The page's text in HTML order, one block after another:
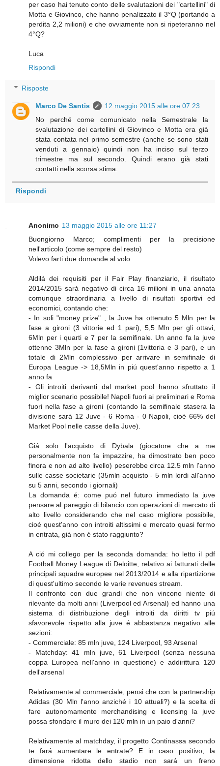
per caso hai tenuto conto delle svalutazioni dei "cartellini" di
Motta e Giovinco, che hanno penalizzato il 3°Q (portando a
perdita 2,2 milioni) e che ovviamente non si ripeteranno nel
4°Q?
Luca
Rispondi
Risposte
Marco De Santis
12 maggio 2015 alle ore 07:23
No perché come comunicato nella Semestrale la
svalutazione dei cartellini di Giovinco e Motta era già
stata contata nel primo semestre (anche se sono stati
venduti a gennaio) quindi non ha inciso sul terzo
trimestre ma sul secondo. Quindi erano già stati
contatti nella scorsa stima.
Rispondi
Anonimo 13 maggio 2015 alle ore 11:27
Buongiorno Marco; complimenti per la precisione
nell'articolo (come sempre del resto)
Volevo farti due domande al volo.
Aldilá dei requisiti per il Fair Play finanziario, il risultato
2014/2015 sará negativo di circa 16 milioni in una annata
comunque straordinaria a livello di risultati sportivi ed
economici, contando che:
- In soli "money prize" , la Juve ha ottenuto 5 Mln per la
fase a gironi (3 vittorie ed 1 pari), 5,5 Mln per gli ottavi,
6Mln per i quarti e 7 per la semifinale. Un anno fa la juve
ottenne 3Mln per la fase a gironi (1vittoria e 3 pari), e un
totale di 2Mln complessivo per arrivare in semifinale di
Europa League -> 18,5Mln in piú quest'anno rispetto a 1
anno fa
- Gli introiti derivanti dal market pool hanno sfruttato il
miglior scenario possibile! Napoli fuori ai preliminari e Roma
fuori nella fase a gironi (contando la semifinale stasera la
divisione sará 12 Juve - 6 Roma - 0 Napoli, cioé 66% del
Market Pool nelle casse della Juve).
Giá solo l'acquisto di Dybala (giocatore che a me
personalmente non fa impazzire, ha dimostrato ben poco
finora e non ad alto livello) peserebbe circa 12.5 mln l'anno
sulle casse societarie (35mln acquisto - 5 mln lordi all'anno
su 5 anni, secondo i giornali)
La domanda é: come puó nel futuro immediato la juve
pensare al pareggio di bilancio con operazioni di mercato di
alto livello considerando che nel caso migliore possibile,
cioé quest'anno con introiti altissimi e mercato quasi fermo
in entrata, giá non é stato raggiunto?
A ció mi collego per la seconda domanda: ho letto il pdf
Football Money League di Deloitte, relativo ai fatturati delle
principali squadre europee nel 2013/2014 e alla ripartizione
di quest'ultimo secondo le varie revenues stream.
Il confronto con due grandi che non vincono niente di
rilevante da molti anni (Liverpool ed Arsenal) ed hanno una
sistema di distribuzione degli introiti da diritti tv piú
sfavorevole rispetto alla juve é abbastanza negativo alle
sezioni:
- Commerciale: 85 mln juve, 124 Liverpool, 93 Arsenal
- Matchday: 41 mln juve, 61 Liverpool (senza nessuna
coppa Europea nell'anno in questione) e addirittura 120
dell'arsenal
Relativamente al commerciale, pensi che con la partnership
Adidas (30 Mln l'anno anziché i 10 attuali?) e la scelta di
fare autonomamente merchandising e licensing la juve
possa sfondare il muro dei 120 mln in un paio d'anni?
Relativamente al matchday, il progetto Continassa secondo
te fará aumentare le entrate? E in caso positivo, la
dimensione ridotta dello stadio non sará un freno